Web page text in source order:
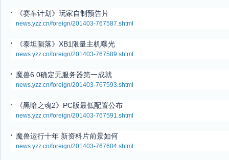
《赛车计划》玩家自制预告片
news.yzz.cn/foreign/201403-767587.shtml
《泰坦陨落》XB1限量主机曝光
news.yzz.cn/foreign/201403-767589.shtml
魔兽6.0确定无服务器第一成就
news.yzz.cn/foreign/201403-767593.shtml
《黑暗之魂2》PC版最低配置公布
news.yzz.cn/foreign/201403-767591.shtml
魔兽运行十年 新资料片前景如何
news.yzz.cn/foreign/201403-767604.shtml